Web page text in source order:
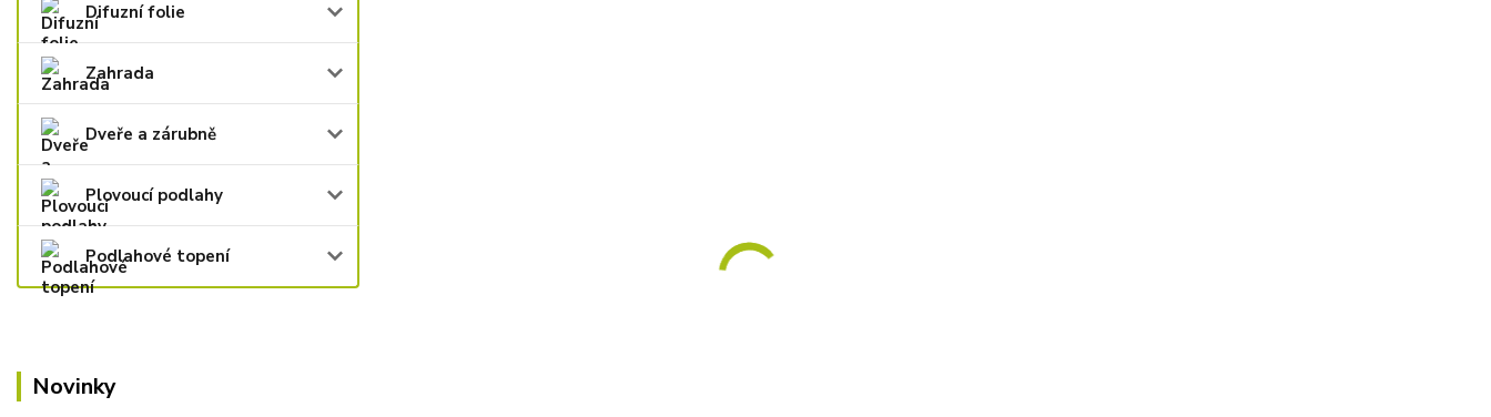
Difuzní folie
Zahrada
Dveře a zárubně
Plovoucí podlahy
Podlahové topení
Novinky